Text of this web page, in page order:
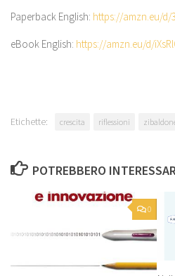
Paperback English: https://amzn.eu/d/
eBook English: https://amzn.eu/d/
Etichette: crescita riflessioni
POTREBBERO
0